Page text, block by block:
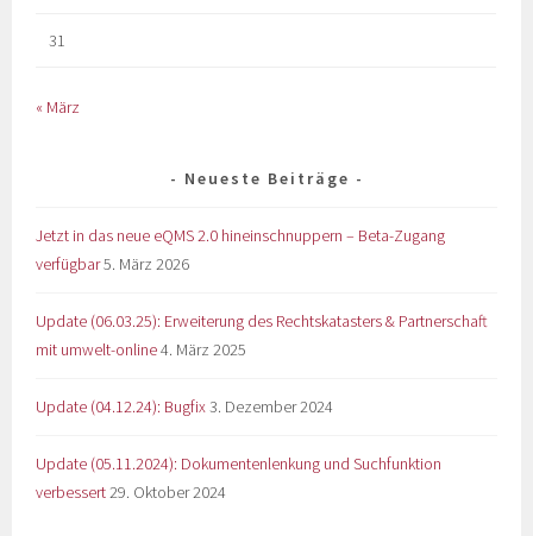
31
« März
Neueste Beiträge
Jetzt in das neue eQMS 2.0 hineinschnuppern – Beta-Zugang
verfügbar5. März 2026
Update (06.03.25): Erweiterung des Rechtskatasters & Partnerschaft
mit umwelt-online4. März 2025
Update (04.12.24): Bugfix3. Dezember 2024
Update (05.11.2024): Dokumentenlenkung und Suchfunktion
verbessert29. Oktober 2024